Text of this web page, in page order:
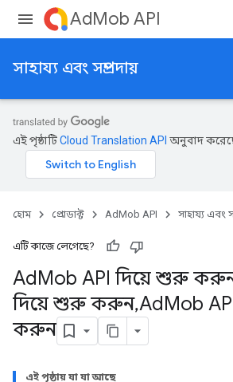
AdMob API
সাহায্য এবং সম্প্রদায়
এই পৃষ্ঠাটিCloud Translation API অনুবাদ
হোম প্রোডাক্ট AdMob API সাহায্য এবং
এটি কাজে লেগেছে?
AdMob API দিয়ে শুরু
দিয়ে শুরু করুন,AdMob
করুন
এই পৃষ্ঠায় যা যা আছে